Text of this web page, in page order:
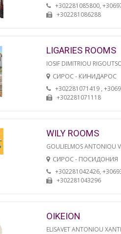
+302281085800,
+302281086288
LIGARIES ROOMS
IOSIF DIMITRIOU
СИРОС - КИНИДАРОС
+302281071419 ,
+302281071118
WILY ROOMS
GOULIELMOS ANTONIOU
СИРОС - ПОСИДОНИЯ
+302281042426,
+302281043296
OIKEION
ELISAVET ANTONIOU